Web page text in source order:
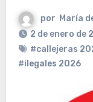
por María
2 de enero de
#callejeras
#ilegales 2026